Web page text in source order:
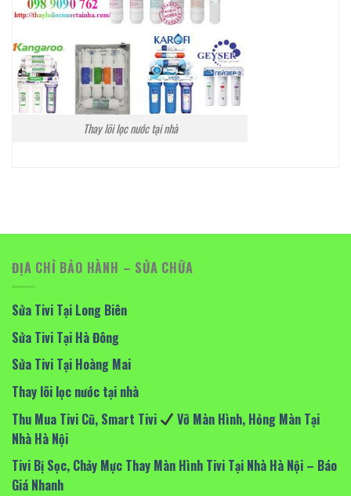
Thay lõi lọc nước tại nhà
ĐỊA CHỈ BẢO HÀNH – SỬA CHỮA
Sửa Tivi Tại Long Biên
Sửa Tivi Tại Hà Đông
Sửa Tivi Tại Hoàng Mai
Thay lõi lọc nước tại nhà
Thu Mua Tivi Cũ, Smart Tivi
Vỡ Màn Hình, Hỏng Màn Tại
Nhà Hà Nội
Tivi Bị Sọc, Chảy Mực Thay Màn Hình Tivi Tại Nhà Hà Nội – Báo
Giá Nhanh